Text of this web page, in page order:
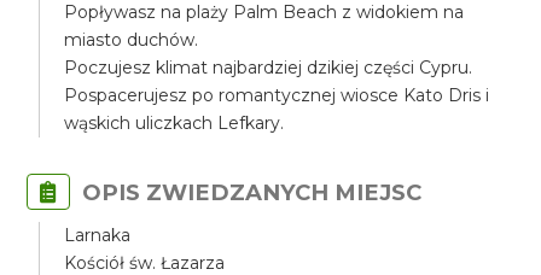
Popływasz na plaży Palm Beach z widokiem na
miasto duchów.
Poczujesz klimat najbardziej dzikiej części Cypru.
Pospacerujesz po romantycznej wiosce Kato Dris i
wąskich uliczkach Lefkary.
OPIS ZWIEDZANYCH MIEJSC
Larnaka
Kościół św. Łazarza